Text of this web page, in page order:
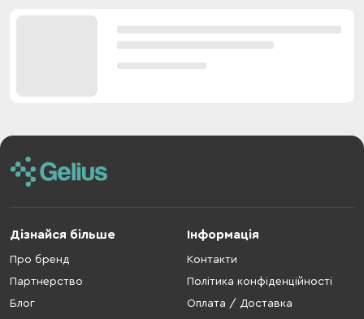
Дізнайся більше
Про бренд
Партнерство
Блог
Інформація
Контакти
Політика конфіденційності
Оплата / Доставка